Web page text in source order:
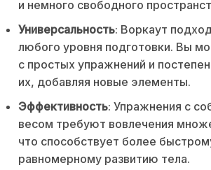
и немного свободного
Универсальность: Воркаут
любого уровня подготовки. Вы
с простых упражнений и
их, добавляя новые элементы.
Эффективность: Упражнения с
весом требуют вовлечения
что способствует более
равномерному развитию тела.